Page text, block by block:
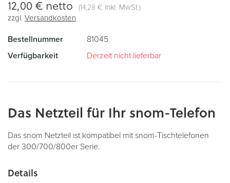
12,00 € netto (14,28 € inkl. MwSt.)
zzgl. Versandkosten
Bestellnummer
81045
Verfügbarkeit
Derzeit nicht lieferbar
Das Netzteil für Ihr snom-Telefon
Das snom Netzteil ist kompatibel mit snom-Tischtelefonen
der 300/700/800er Serie.
Details